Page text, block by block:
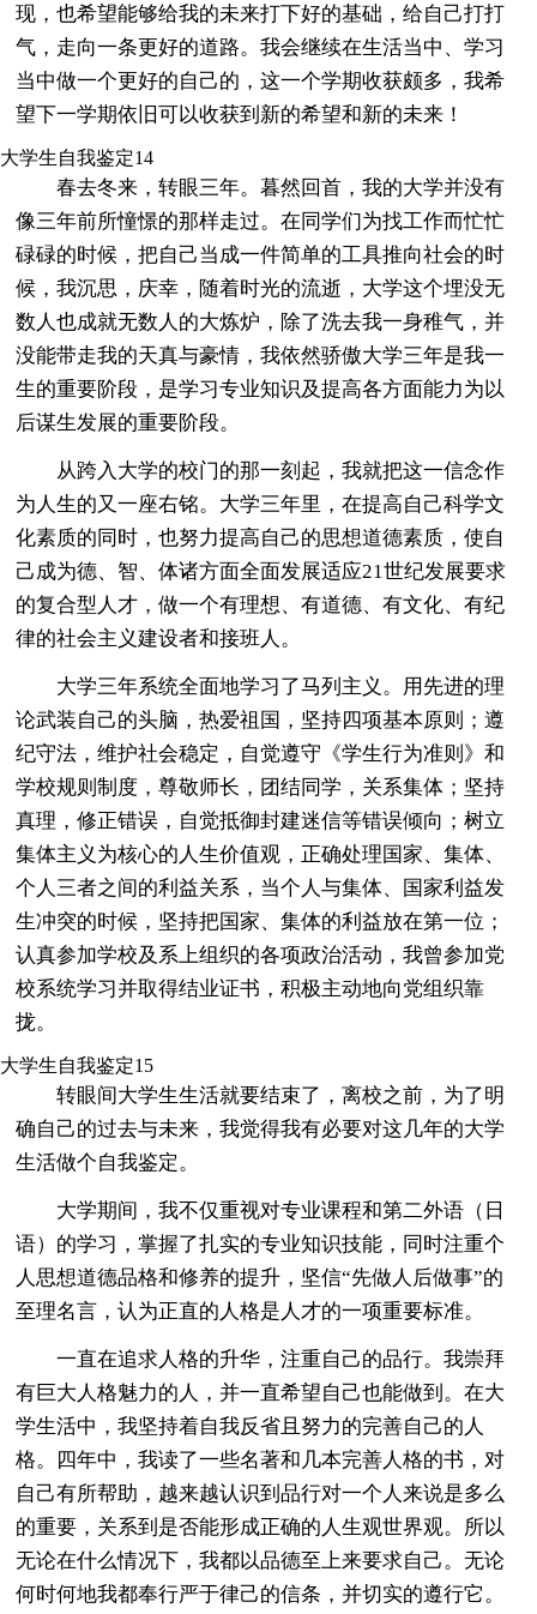
现，也希望能够给我的未来打下好的基础，给自己打打
气，走向一条更好的道路。我会继续在生活当中、学习
当中做一个更好的自己的，这一个学期收获颇多，我希
望下一学期依旧可以收获到新的希望和新的未来！
大学生自我鉴定14
春去冬来，转眼三年。暮然回首，我的大学并没有
像三年前所憧憬的那样走过。在同学们为找工作而忙忙
碌碌的时候，把自己当成一件简单的工具推向社会的时
候，我沉思，庆幸，随着时光的流逝，大学这个埋没无
数人也成就无数人的大炼炉，除了洗去我一身稚气，并
没能带走我的天真与豪情，我依然骄傲大学三年是我一
生的重要阶段，是学习专业知识及提高各方面能力为以
后谋生发展的重要阶段。
从跨入大学的校门的那一刻起，我就把这一信念作
为人生的又一座右铭。大学三年里，在提高自己科学文
化素质的同时，也努力提高自己的思想道德素质，使自
己成为德、智、体诸方面全面发展适应21世纪发展要求
的复合型人才，做一个有理想、有道德、有文化、有纪
律的社会主义建设者和接班人。
大学三年系统全面地学习了马列主义。用先进的理
论武装自己的头脑，热爱祖国，坚持四项基本原则；遵
纪守法，维护社会稳定，自觉遵守《学生行为准则》和
学校规则制度，尊敬师长，团结同学，关系集体；坚持
真理，修正错误，自觉抵御封建迷信等错误倾向；树立
集体主义为核心的人生价值观，正确处理国家、集体、
个人三者之间的利益关系，当个人与集体、国家利益发
生冲突的时候，坚持把国家、集体的利益放在第一位；
认真参加学校及系上组织的各项政治活动，我曾参加党
校系统学习并取得结业证书，积极主动地向党组织靠
拢。
大学生自我鉴定15
转眼间大学生生活就要结束了，离校之前，为了明
确自己的过去与未来，我觉得我有必要对这几年的大学
生活做个自我鉴定。
大学期间，我不仅重视对专业课程和第二外语（日
语）的学习，掌握了扎实的专业知识技能，同时注重个
人思想道德品格和修养的提升，坚信“先做人后做事”的
至理名言，认为正直的人格是人才的一项重要标准。
一直在追求人格的升华，注重自己的品行。我崇拜
有巨大人格魅力的人，并一直希望自己也能做到。在大
学生活中，我坚持着自我反省且努力的完善自己的人
格。四年中，我读了一些名著和几本完善人格的书，对
自己有所帮助，越来越认识到品行对一个人来说是多么
的重要，关系到是否能形成正确的人生观世界观。所以
无论在什么情况下，我都以品德至上来要求自己。无论
何时何地我都奉行严于律己的信条，并切实的遵行它。